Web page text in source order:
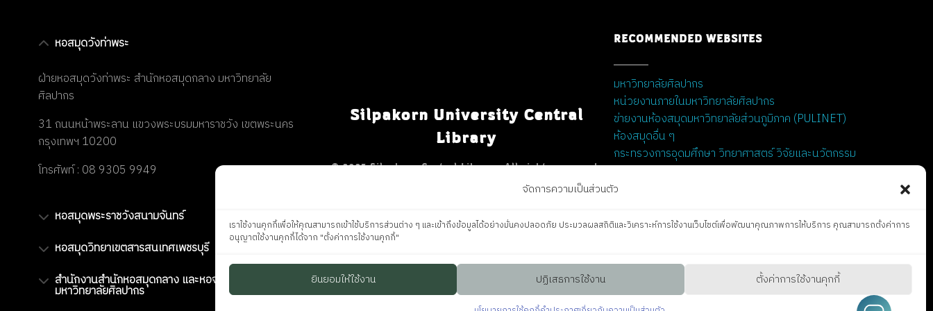
จัดการความเป็นส่วนตัว
เราใช้งานคุกกี้เพื่อให้คุณสามารถเข้าใช้บริการส่วนต่าง ๆ และเข้าถึงข้อมูลได้อย่างมั่นคงปลอดภัย ประมวลผลสถิติและวิเคราะห์การใช้งานเว็บไซต์เพื่อพัฒนาคุณภาพการให้บริการ คุณสามารถตั้งค่าการ
อนุญาตใช้งานคุกกี้ได้จาก "ตั้งค่าการใช้งานคุกกี้"
ยินยอมให้ใช้งาน ปฏิเสธการใช้งาน ตั้งค่าการใช้งานคุกกี้
หอสมุดวังท่าพระ
ฝ่ายหอสมุดวังท่าพระ สำนักหอสมุดกลาง มหาวิทยาลัย
ศิลปากร
31 ถนนหน้าพระลาน แขวงพระบรมมหาราชวัง เขตพระนคร
กรุงเทพฯ 10200
โทรศัพท์ : 08 9305 9949
หอสมุดพระราชวังสนามจันทร์
หอสมุดวิทยาเขตสารสนเทศเพชรบุรี
สำนักงานสำนักหอสมุดกลาง และหอจดหมายเหตุ
มหาวิทยาลัยศิลปากร
Silpakorn University Central
Library
© 2023 Silpakorn Central Library. All rights reserved.
RECOMMENDED WEBSITES
มหาวิทยาลัยศิลปากร
หน่วยงานภายในมหาวิทยาลัยศิลปากร
ข่ายงานห้องสมุดมหาวิทยาลัยส่วนภูมิภาค (PULINET)
ห้องสมุดอื่น ๆ
กระทรวงการอุดมศึกษา วิทยาศาสตร์ วิจัยและนวัตกรรม